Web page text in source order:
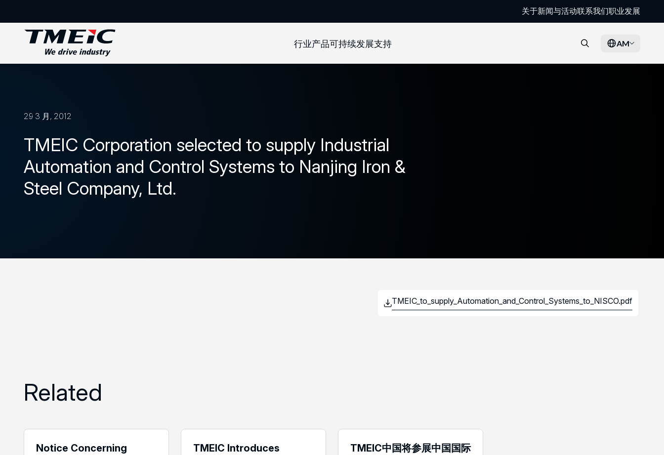
关于新闻与活动联系我们职业发展
行业产品可持续发展支持 AM
29 3 月, 2012
TMEIC Corporation selected to supply Industrial
Automation and Control Systems to Nanjing Iron &
Steel Company, Ltd.
Related
Notice Concerning
TMEIC Introduces
TMEIC中国将参展中国国际